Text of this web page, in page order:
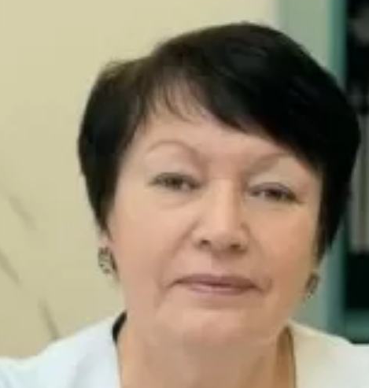
привезти (сувениры)
Как добраться
Люди, прославившие Алтай